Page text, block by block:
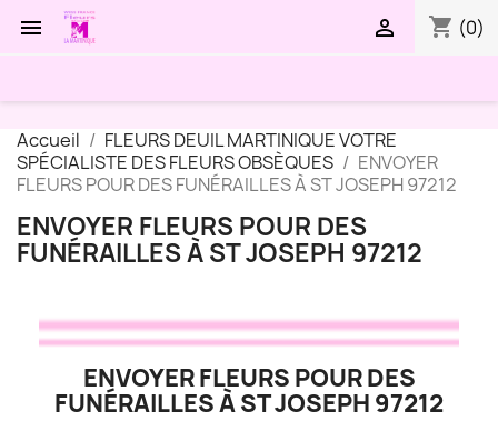
 shopping_cart (0)

Accueil
FLEURS DEUIL MARTINIQUE VOTRE
SPÉCIALISTE DES FLEURS OBSÈQUES
ENVOYER
FLEURS POUR DES FUNÉRAILLES À ST JOSEPH 97212
ENVOYER FLEURS POUR DES
FUNÉRAILLES À ST JOSEPH 97212
ENVOYER FLEURS POUR DES
FUNÉRAILLES À ST JOSEPH 97212